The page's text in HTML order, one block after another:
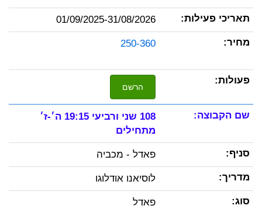
01/09/2025-31/08/2026
250-360
הרשם
108 שני ורביעי 19:15 ה׳-ז׳
מתחילים
פאדל - מכביה
לוסיאנו אודלוגו
פאדל